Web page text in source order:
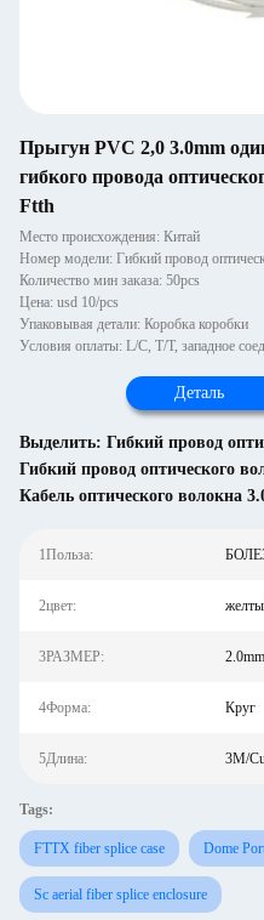
Прыгун PVC 2,0 3.0mm
гибкого провода
Ftth
Место происхождения: Китай
Номер модели: Гибкий провод
Количество мин заказа: 50pcs
Цена: usd 10/pcs
Упаковывая детали: Коробка коробки
Условия оплаты: L/C, T/T, западное
Деталь
Выделить: Гибкий провод
Гибкий провод оптического
Кабель оптического волокна
1Польза:
2цвет:
3РАЗМЕР:
4Форма: Круг
5Длина: 3M/
Tags:
FTTX fiber splice case Dome
Sc aerial fiber splice enclosure